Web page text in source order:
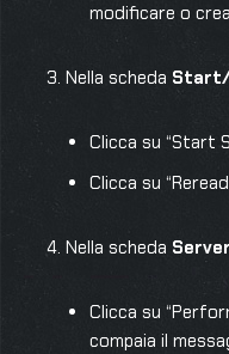
modificare o
Nella scheda
Clicca su “Start
Clicca su
Nella scheda
Clicca su
compaia il